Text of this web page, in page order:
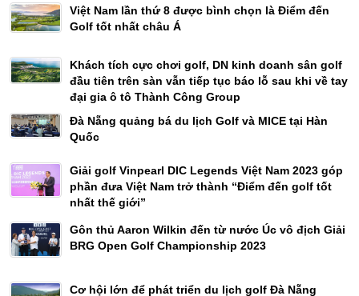
Việt Nam lần thứ 8 được bình chọn là Điểm đến
Golf tốt nhất châu Á
Khách tích cực chơi golf, DN kinh doanh sân golf
đầu tiên trên sàn vẫn tiếp tục báo lỗ sau khi về tay
đại gia ô tô Thành Công Group
Đà Nẵng quảng bá du lịch Golf và MICE tại Hàn
Quốc
Giải golf Vinpearl DIC Legends Việt Nam 2023 góp
phần đưa Việt Nam trở thành “Điểm đến golf tốt
nhất thế giới”
Gôn thủ Aaron Wilkin đến từ nước Úc vô địch Giải
BRG Open Golf Championship 2023
Cơ hội lớn để phát triển du lịch golf Đà Nẵng